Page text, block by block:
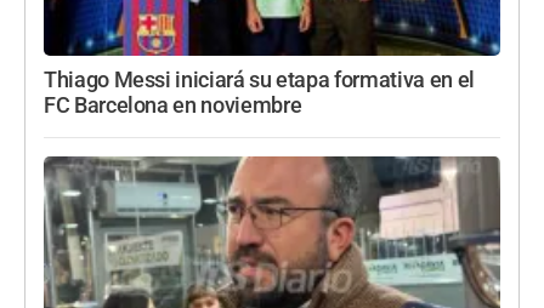
Thiago Messi iniciará su etapa formativa en el
FC Barcelona en noviembre